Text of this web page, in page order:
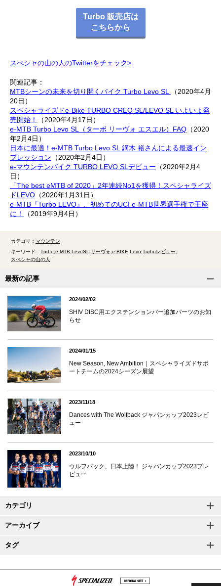
Turbo 販売店は
こちらから
スぺシャの山の人のTwitterをチェック>
関連記事：
MTBシーンの未来を切り開くバイク Turbo Levo SL
（2020年4月
20日）
スペシャライズドe-Bike TURBO CREO SL/LEVO SL いよいよ発
売開始！
（2020年4月17日）
e-MTB Turbo Levo SL（ターボ リーヴォ エスエル）FAQ （2020
年2月4日）
日本に最適！e-MTB Turbo Levo SL 鏑木 裕さんによる最速イン
プレッション （2020年2月4日）
e-マウンテンバイク TURBO LEVO SLデビュー （2020年2月4
日）
「The best eMTB of 2020」2年連続No1を獲得！スペシャライズ
ドLEVO （2020年1月31日）
e-MTB『Turbo LEVO』、初めてのUCI e-MTB世界選手権で王座
に！
（2019年9月4日）
カテゴリ： マウンテン
キーワード： Turbo e-MTB LevoSL リーヴォ e-BIKE Levo Turboレビュー
スぺシャの山の人
最新の記事
2024/02/02
SHIV DISC用エクステンションバー追加パーツのお知
らせ
2024/01/15
New Season, New Ambition｜スペシャライズドサポ
ートチームの2024シーズン展望
2023/11/18
Dances with The Wolfpack ジャパンカップ2023レビ
ュー
2023/10/10
ウルフパック、日本上陸！ ジャパンカップ2023プレ
ビュー
カテゴリ
アーカイブ
タグ